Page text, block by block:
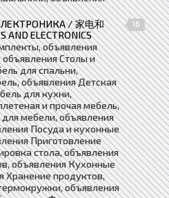
/ 家电和
AND ELECTRONICS
16
объявления
Столы и
для спальни,
объявления Детская
для кухни,
и прочая мебель,
мебели, объявления
Посуда и кухонные
Приготовление
стола, объявления
объявления Кухонные
Хранение продуктов,
объявления